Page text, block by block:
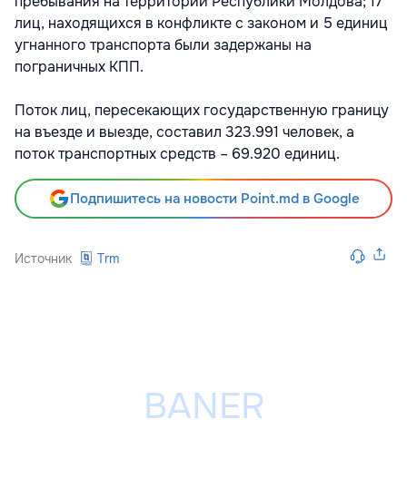
лиц, находящихся в конфликте с законом и 5 единиц
угнанного транспорта были задержаны на
пограничных КПП.
Поток лиц, пересекающих государственную границу
на въезде и выезде, составил 323.991 человек, а
поток транспортных средств – 69.920 единиц.
Подпишитесь на новости Point.md в Google
Источник Trm